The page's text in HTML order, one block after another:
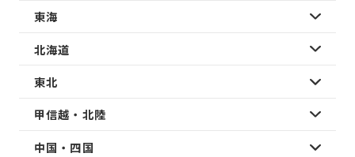
東海
北海道
東北
甲信越・北陸
中国・四国